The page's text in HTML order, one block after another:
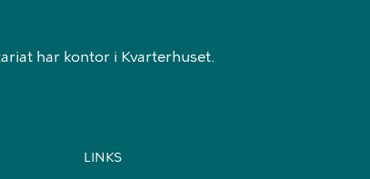
har kontor i Kvarterhuset.
LINKS